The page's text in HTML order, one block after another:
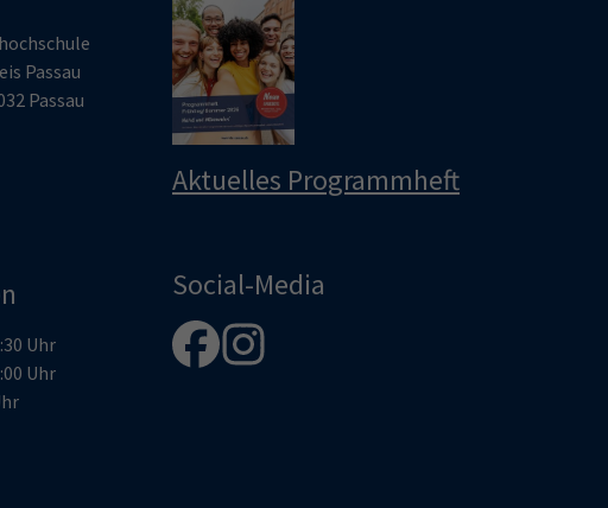
Passau
Passau
Aktuelles Programmheft
Uhr
Uhr
Social-Media